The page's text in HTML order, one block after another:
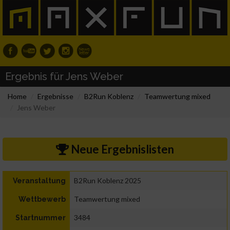
Ergebnis für Jens Weber
Home Ergebnisse B2Run Koblenz
Teamwertung mixed
Jens Weber
Neue Ergebnislisten
Veranstaltung B2Run Koblenz 2025
Wettbewerb Teamwertung mixed
Startnummer 3484